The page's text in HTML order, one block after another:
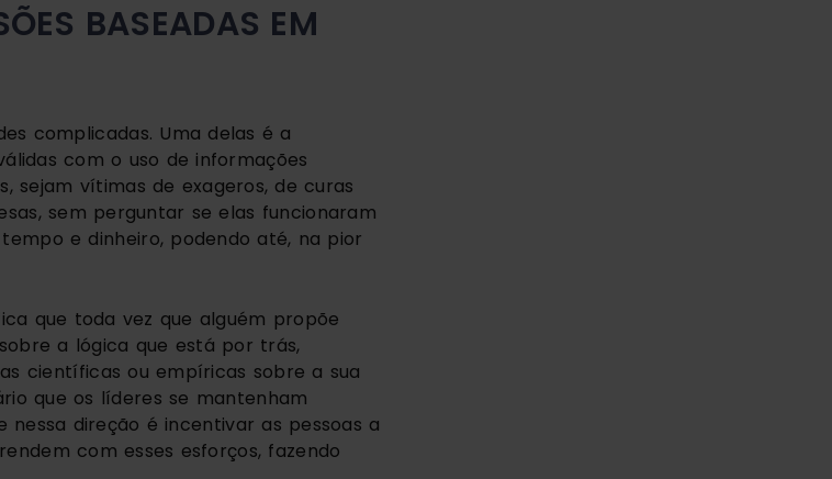
BASEADAS EM
complicadas. Uma delas é a
com o uso de informações
sejam vítimas de exageros, de curas
sem perguntar se elas funcionaram
e dinheiro, podendo até, na pior
que toda vez que alguém propõe
a lógica que está por trás,
científicas ou empíricas sobre a sua
que os líderes se mantenham
direção é incentivar as pessoas a
com esses esforços, fazendo